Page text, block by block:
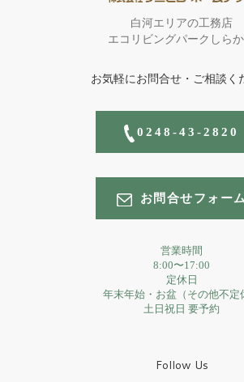
白河エリアの工務店
エコリビングパークしら
お気軽にお問合せ・ご相談く
0248-43-2820
お問合せフォー
営業時間
8:00〜17:00
定休日
年末年始・お盆（その他不定
土日祝日 要予約
Follow Us